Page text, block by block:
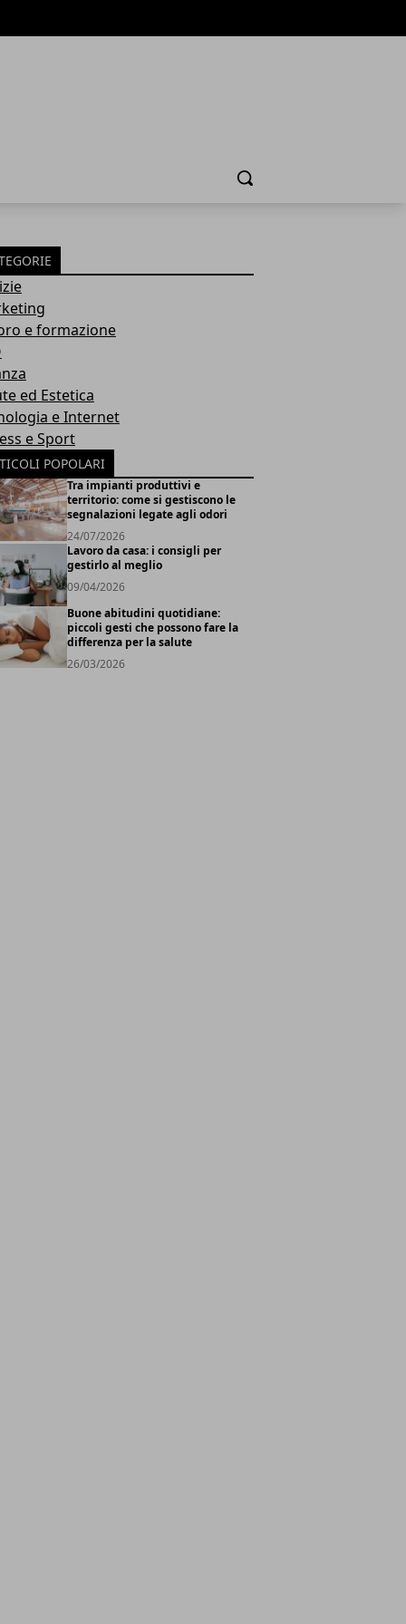
Cerca
e formazione
ed Estetica
e Internet
e Sport
POPOLARI
Tra impianti produttivi e
territorio: come si gestiscono le
segnalazioni legate agli odori
24/07/2026
Lavoro da casa: i consigli per
gestirlo al meglio
09/04/2026
Buone abitudini quotidiane:
piccoli gesti che possono fare la
differenza per la salute
26/03/2026